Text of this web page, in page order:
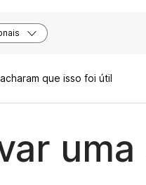
que isso foi útil